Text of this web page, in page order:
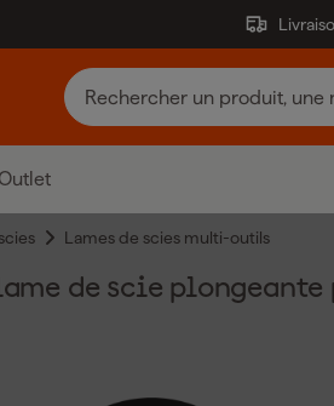
Outlet
Lames de scies multi-outils
lame de scie